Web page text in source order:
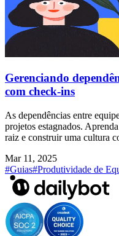
Gerenciando
com check-ins
As dependências entre
projetos estagnados.
raiz e construir uma cultura
Mar 11, 2025
#Guias#Produtividade de